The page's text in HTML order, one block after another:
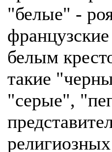
"белые" -
белым
такие
"серые",